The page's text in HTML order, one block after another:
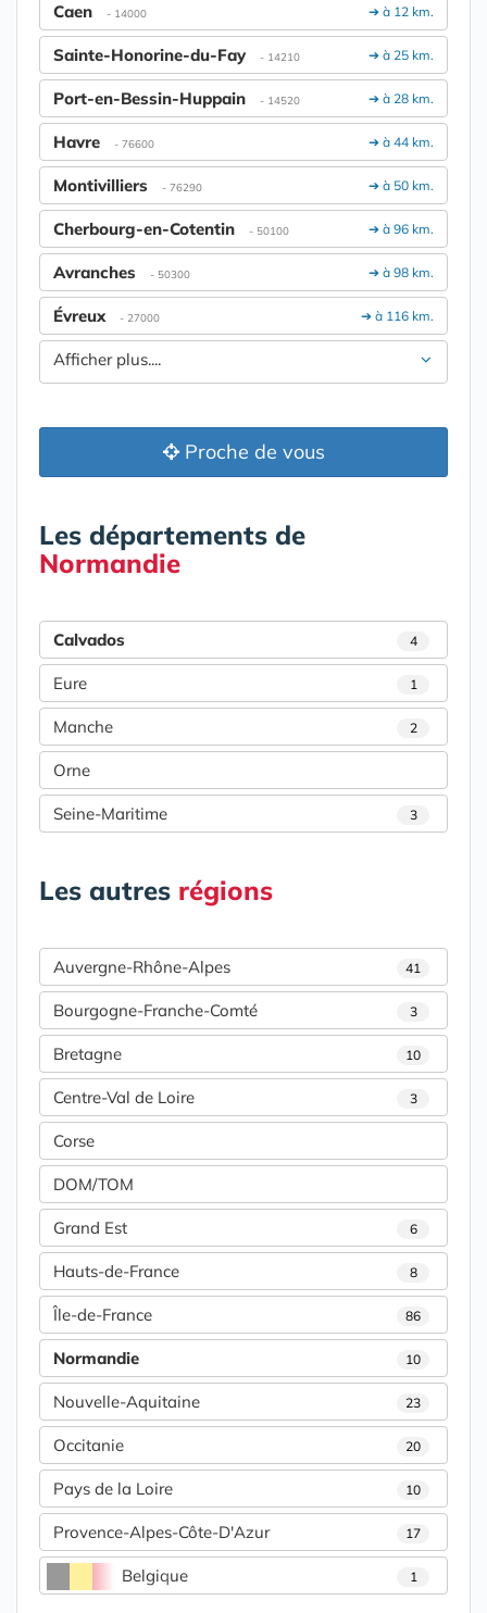
➔ à 12 km.
Caen - 14000
➔ à 25 km.
Sainte-Honorine-du-Fay - 14210
➔ à 28 km.
Port-en-Bessin-Huppain - 14520
➔ à 44 km.
Havre - 76600
➔ à 50 km.
Montivilliers - 76290
➔ à 96 km.
Cherbourg-en-Cotentin - 50100
➔ à 98 km.
Avranches - 50300
➔ à 116 km.
Évreux - 27000
Afficher plus....
Proche de vous
Les départements de
Normandie
Calvados 4
Eure 1
Manche 2
Orne
Seine-Maritime 3
Les autres régions
Auvergne-Rhône-Alpes 41
Bourgogne-Franche-Comté 3
Bretagne 10
Centre-Val de Loire 3
Corse
DOM/TOM
Grand Est 6
Hauts-de-France 8
Île-de-France 86
Normandie 10
Nouvelle-Aquitaine 23
Occitanie 20
Pays de la Loire 10
Provence-Alpes-Côte-D'Azur 17
Belgique 1